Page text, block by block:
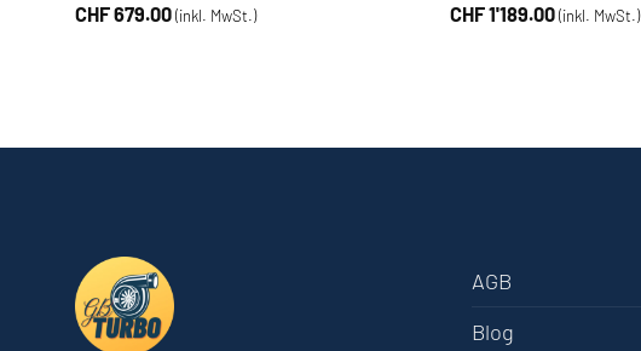
CHF679.00 (inkl. MwSt.) CHF1'189.00 (inkl. MwSt.)
AGB
Blog